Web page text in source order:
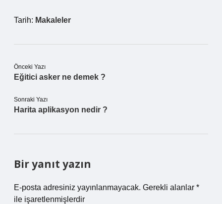
Tarih: Makaleler
Önceki Yazı
Eğitici asker ne demek ?
Sonraki Yazı
Harita aplikasyon nedir ?
Bir yanıt yazın
E-posta adresiniz yayınlanmayacak. Gerekli alanlar *
ile işaretlenmişlerdir